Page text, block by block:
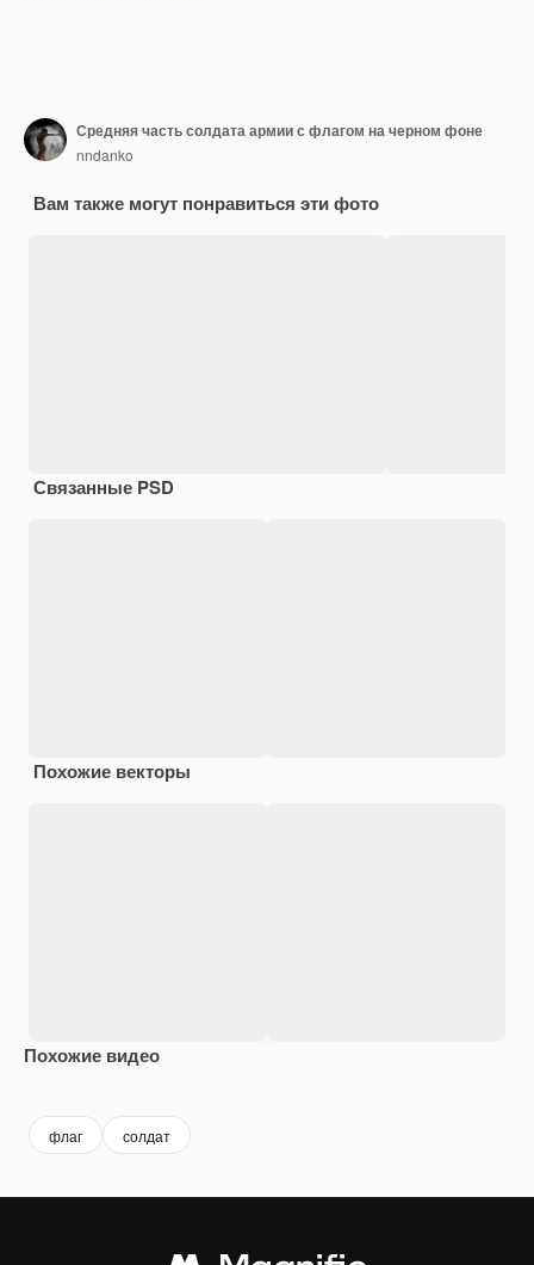
Средняя часть солдата армии с флагом на черном фоне
nndanko
Вам также могут понравиться эти фото
Связанные PSD
Похожие векторы
Похожие видео
флаг солдат